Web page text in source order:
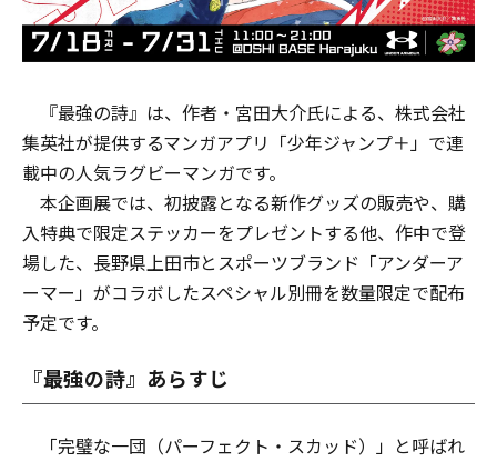
『最強の詩』は、作者・宮田大介氏による、株式会社
集英社が提供するマンガアプリ「少年ジャンプ＋」で連
載中の人気ラグビーマンガです。
本企画展では、初披露となる新作グッズの販売や、購
入特典で限定ステッカーをプレゼントする他、作中で登
場した、長野県上田市とスポーツブランド「アンダーア
ーマー」がコラボしたスペシャル別冊を数量限定で配布
予定です。
『最強の詩』あらすじ
「完璧な一団（パーフェクト・スカッド）」と呼ばれ